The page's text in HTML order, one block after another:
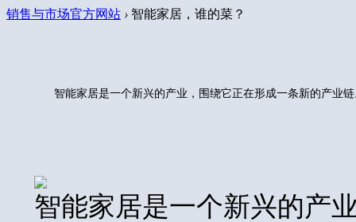
销售与市场官方网站 › 智能家居，谁的菜？
智能家居是一个新兴的产业，围绕它正在形成一条新的产业
智能家居是一个新兴的产